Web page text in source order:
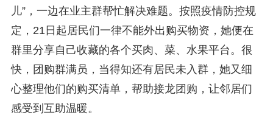
儿”，一边在业主群帮忙解决难题。按照疫情防控规
定，21日起居民们一律不能外出购买物资，她便在
群里分享自己收藏的各个买肉、菜、水果平台。很
快，团购群满员，当得知还有居民未入群，她又细
心整理他们的购买清单，帮助接龙团购，让邻居们
感受到互助温暖。